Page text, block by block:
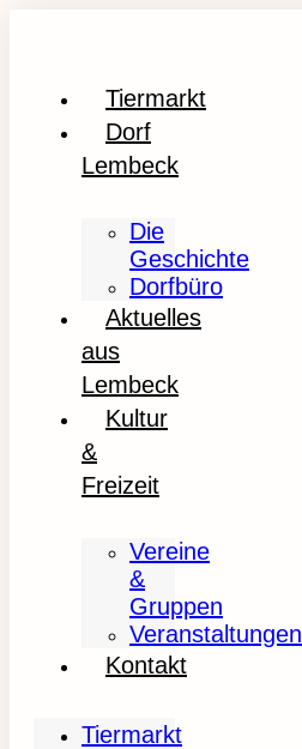
Tiermarkt
Dorf
Lembeck
Die
Geschichte
Dorfbüro
Aktuelles
aus
Lembeck
Kultur
&
Freizeit
Vereine
&
Gruppen
Veranstaltungen
Kontakt
Tiermarkt